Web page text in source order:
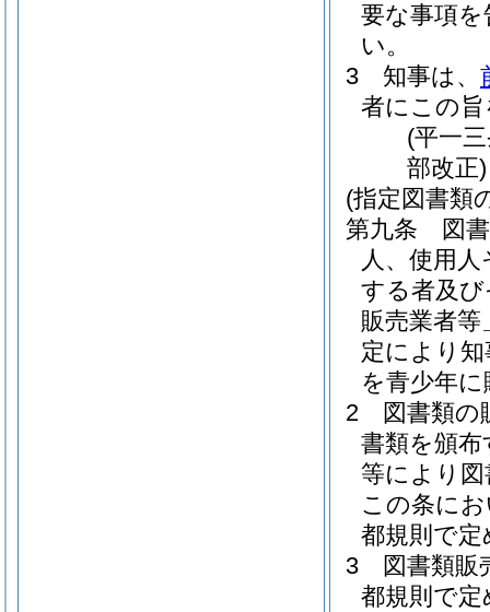
要な事項
い。
3
知事は、
者にこの
(平一
部改正)
(指定図書類
第九条
図
人、使用
する者及
販売業者
定により
を青少年
2
図書類
書類を頒
等により
この条に
都規則で
3
図書類販
都規則で